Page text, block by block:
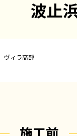
波止
ィラ高部